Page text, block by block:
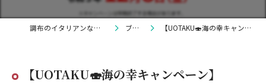
調布のイタリアンならBarry's ブログ 【UOTAKU🍣海の幸キャンペーン】
【UOTAKU🍣海の幸キャンペーン】